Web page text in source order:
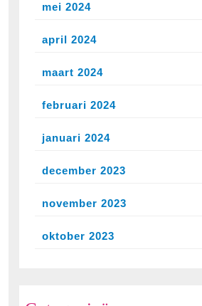
mei 2024
april 2024
maart 2024
februari 2024
januari 2024
december 2023
november 2023
oktober 2023